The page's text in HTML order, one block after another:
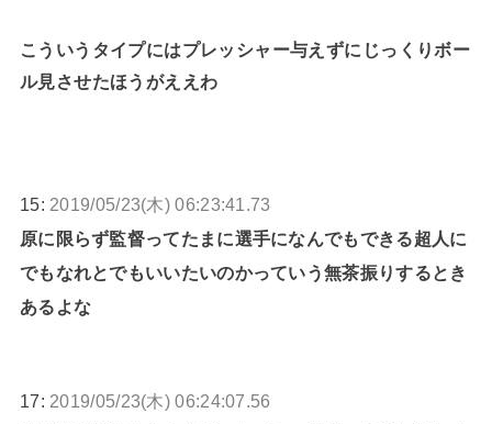
こういうタイプにはプレッシャー与えずにじっくりボー
ル見させたほうがええわ
15: 2019/05/23(木) 06:23:41.73
原に限らず監督ってたまに選手になんでもできる超人に
でもなれとでもいいたいのかっていう無茶振りするとき
あるよな
17: 2019/05/23(木) 06:24:07.56